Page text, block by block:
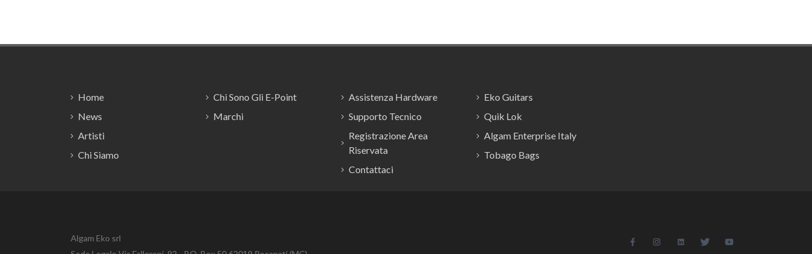
Home
News
Artisti
Chi Siamo
Chi Sono Gli E-Point
Marchi
Assistenza Hardware
Supporto Tecnico
Registrazione Area
Riservata
Contattaci
Eko Guitars
Quik Lok
Algam Enterprise Italy
Tobago Bags
Algam Eko srl